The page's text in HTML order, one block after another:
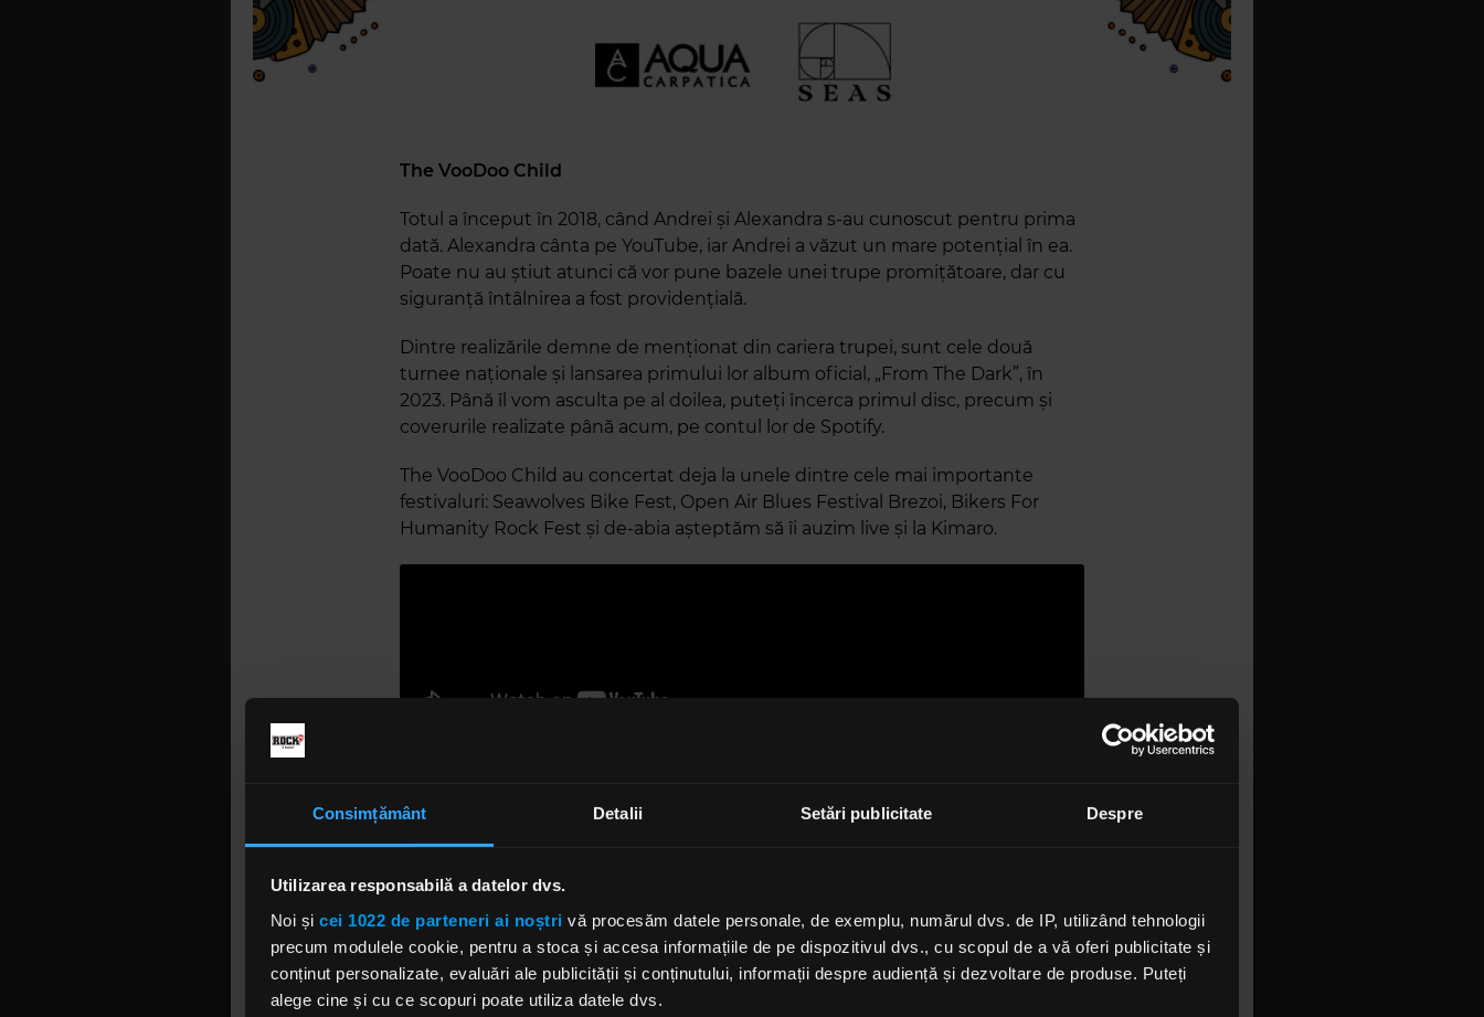
Consimțământ Detalii Setări publicitate Despre
Utilizarea responsabilă a datelor dvs.
Noi și cei 1022 de parteneri ai noștri vă procesăm datele personale, de exemplu, numărul dvs. de IP, utilizând tehnologii
precum modulele cookie, pentru a stoca și accesa informațiile de pe dispozitivul dvs., cu scopul de a vă oferi publicitate și
conținut personalizate, evaluări ale publicității și conținutului, informații despre audiență și dezvoltare de produse. Puteți
alege cine și cu ce scopuri poate utiliza datele dvs.
The VooDoo Child
Totul a început în 2018, când Andrei și Alexandra s-au cunoscut pentru prima
dată. Alexandra cânta pe YouTube, iar Andrei a văzut un mare potențial în ea.
Poate nu au știut atunci că vor pune bazele unei trupe promițătoare, dar cu
siguranță întâlnirea a fost providențială.
Dintre realizările demne de menționat din cariera trupei, sunt cele două
turnee naționale și lansarea primului lor album oficial, „From The Dark”, în
2023. Până îl vom asculta pe al doilea, puteți încerca primul disc, precum și
coverurile realizate până acum, pe contul lor de Spotify.
The VooDoo Child au concertat deja la unele dintre cele mai importante
festivaluri: Seawolves Bike Fest, Open Air Blues Festival Brezoi, Bikers For
Humanity Rock Fest și de-abia așteptăm să îi auzim live și la Kimaro.
Robin and the Backstabbers
după personajul ditr-un videoclip al formației britanice Radiohead), Robin and
the Backstabbers a câștigat, încă din primul an, Premiul Publicului la
competiția Stufstock Newcomers, urmat de premiile „Cel mai bun rock
alternativ”, „Artistul anului” și alte numeroase nominalizări.